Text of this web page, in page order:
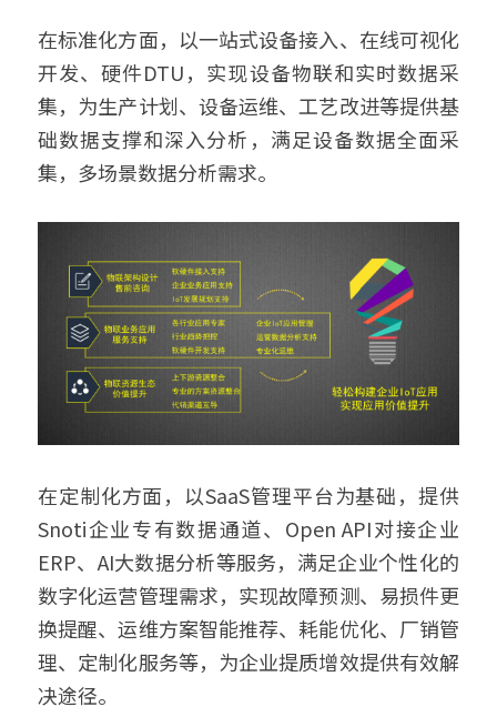
在标准化方面，以一站式设备接入、在线可视化
开发、硬件DTU，实现设备物联和实时数据采
集，为生产计划、设备运维、工艺改进等提供基
础数据支撑和深入分析，满足设备数据全面采
集，多场景数据分析需求。
在定制化方面，以SaaS管理平台为基础，提供
Snoti企业专有数据通道、Open API对接企业
ERP、AI大数据分析等服务，满足企业个性化的
数字化运营管理需求，实现故障预测、易损件更
换提醒、运维方案智能推荐、耗能优化、厂销管
理、定制化服务等，为企业提质增效提供有效解
决途径。